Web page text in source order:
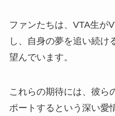
ファンたちは、VTA生が
し、自身の夢を追い続け
望んでいます。
これらの期待には、彼ら
ポートするという深い愛